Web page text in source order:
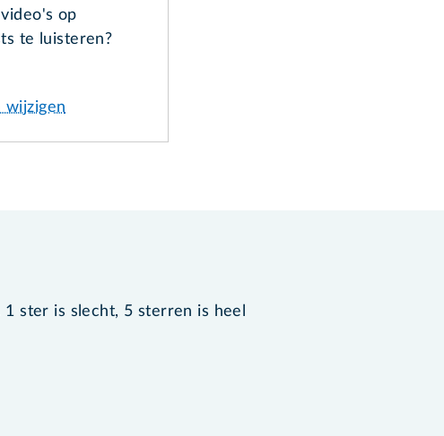
op
te luisteren?
wijzigen
ster is slecht, 5 sterren is heel